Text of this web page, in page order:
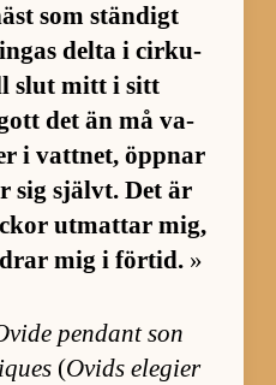
som stän­digt
delta i cir­ku­
slut mitt i sitt
det än må va­
i vatt­net, öpp­nar
sig självt. Det är
ut­mat­tar mig,
mig i för­tid. »
pen­dant son
(Ovids ele­gier